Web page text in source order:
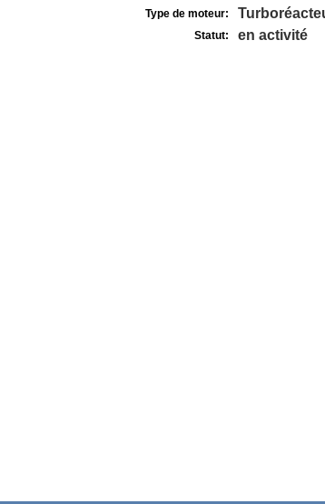
Type de moteur:
Statut: en activité